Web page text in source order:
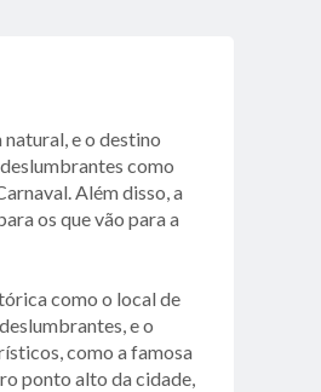
e o destino
como
Além disso, a
os que vão para a
como o local de
e o
como a famosa
ponto alto da cidade,